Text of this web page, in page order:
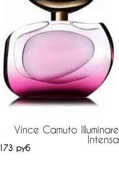
Vince Camuto Illuminare
Intensa
173 руб